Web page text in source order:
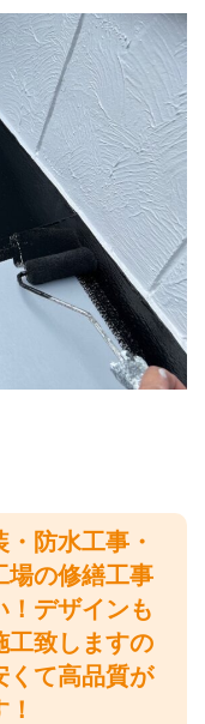
防水工事・
場の修繕工事
！デザインも
工致しますの
くて高品質が